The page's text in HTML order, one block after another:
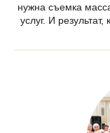
нужна съемка
услуг. И